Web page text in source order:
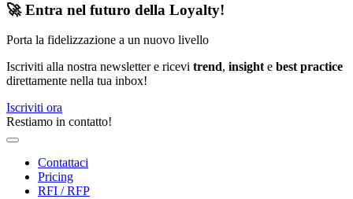
🚀 Entra nel futuro della Loyalty!
Porta la fidelizzazione a un nuovo livello
Iscriviti alla nostra newsletter e ricevi trend, insighte best practice
direttamente nella tua inbox!
Iscriviti ora
Restiamo in contatto!
Contattaci
Pricing
RFI / RFP